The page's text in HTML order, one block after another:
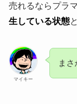
売れるならプラ
生している状態
マイキー
ま